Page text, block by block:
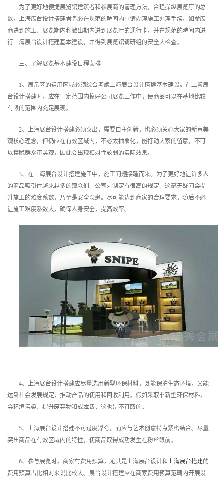
为了更好地便捷展览馆建筑者和参展商的管理方法，合理操纵展览厅的总
数，上海展台设计搭建者务必在规范的時间内申请办理施工办理手续，如参展
商进到施工、展览期内和撤出期内进到展览厅的通行卡，并在规范的時间内进
行上海展台设计搭建基本建设，并得到展览馆调研组的安全大检查。
三、了解展览基本建设日程安排
1、展示区的运用区域必须综合考虑上海展台设计搭建基本建设。在上海展
台设计搭建时，应在一定范围内搞好公司展览工作中，使商品可以在基地比较
有限的范围内充足展现。
2、上海展台设计搭建必须突出，需要自主创新，也必须关心大家的新审美
观核心理念，但仍应在有效区域内，不必太抽象化，能打动大家的留意，不可
以摆脱群众审美观，因此会出现相对性较弱的实际效果。
3、在上海展台设计搭建施工中，施工问题接踵而来。为了更好地让许多人
的商品吸引住越来越多的观众们，公司对制定有很高的规定，这毫无疑问会提
升施工的难度系数，乃至是安全隐患。尽可能达到商家的合理要求，随后不必
让施工难度系数大，确保人身安全，提高效率。
4、上海展台设计搭建应尽量选用新型环保材料，既能保护生态环境，又能
达到社会发展规定，推动产品的使用和回收利用。假如采取非新型环保材料，
会环境污染，提升废弃物和成本费，这也是不可取的。
5、上海展台设计搭建不可过度浮夸，而应与艺术创意特点紧密结合。尽量
突出商品在有效区域内的特性，使商品取得成功发生在粉丝眼前。
6、参与展览时，商家有费用预算，尤其是上海展台设计和上海展台搭建的
费用预算占比相对来说比较大。展台设计搭建应在商家费用预算范畴内开展设